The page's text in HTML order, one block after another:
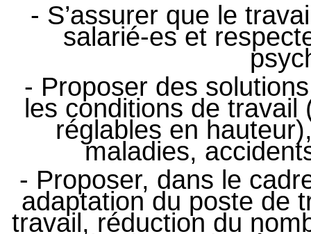
- S’assurer que le
salarié‐es et
- Proposer des
les conditions de
réglables en
maladies,
- Proposer, dans le
adaptation du poste de
travail, réduction du